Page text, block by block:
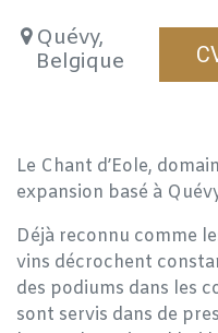
Quévy,
Belgique
Le Chant d’Eole,
expansion basé à
Déjà reconnu comme
vins décrochent
des podiums dans les
sont servis dans de